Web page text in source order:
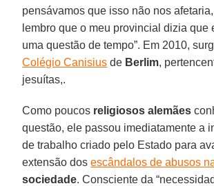
pensávamos que isso não nos
lembro que o meu provincial dizia que
uma questão de tempo”. Em 2010,
Colégio Canisius de Berlim,
jesuítas,.
Como poucos religiosos alemães
questão, ele passou imediatamente a
de trabalho criado pelo Estado para
extensão dosescândalos de abusos
sociedade. Consciente da